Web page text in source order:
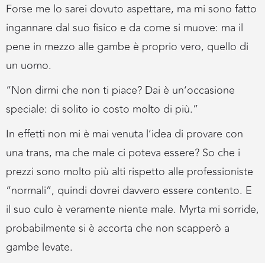
Forse me lo sarei dovuto aspettare, ma mi sono fatto
ingannare dal suo fisico e da come si muove: ma il
pene in mezzo alle gambe è proprio vero, quello di
un uomo.
“Non dirmi che non ti piace? Dai è un’occasione
speciale: di solito io costo molto di più.”
In effetti non mi è mai venuta l’idea di provare con
una trans, ma che male ci poteva essere? So che i
prezzi sono molto più alti rispetto alle professioniste
“normali”, quindi dovrei davvero essere contento. E
il suo culo è veramente niente male. Myrta mi sorride,
probabilmente si è accorta che non scapperò a
gambe levate.